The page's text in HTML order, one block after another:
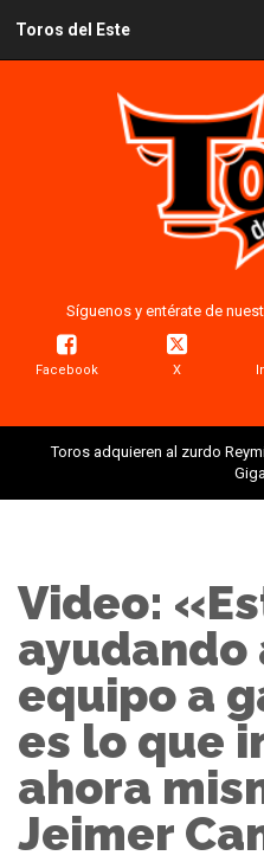
Toros del Este
Síguenos y entérate de
Facebook X
Toros adquieren al zurdo
Video:
ayudando
equipo a
es lo que
ahora
Jeimer